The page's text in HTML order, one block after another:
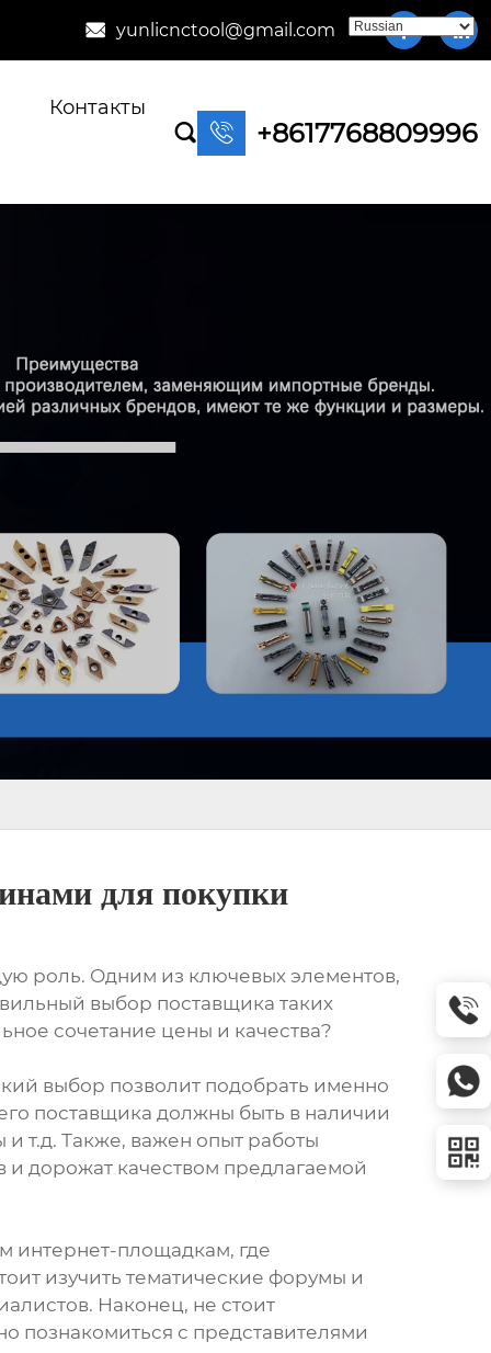
 yunlicnctool@gmail.com  
Контакты
  +8617768809996
для покупки
роль. Одним из ключевых элементов,
выбор поставщика таких
сочетание цены и качества?
выбор позволит подобрать именно
поставщика должны быть в наличии
т.д. Также, важен опыт работы
дорожат качеством предлагаемой
интернет-площадкам, где
изучить тематические форумы и
Наконец, не стоит
познакомиться с представителями